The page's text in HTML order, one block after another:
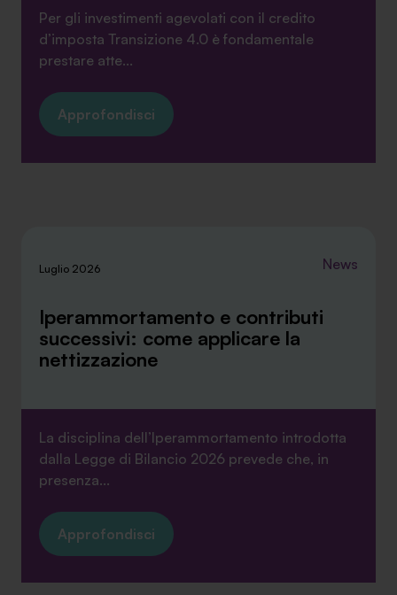
Per gli investimenti agevolati con il credito
d’imposta Transizione 4.0 è fondamentale
prestare atte...
Approfondisci
Luglio 2026 News
Iperammortamento e contributi
successivi: come applicare la
nettizzazione
La disciplina dell’Iperammortamento introdotta
dalla Legge di Bilancio 2026 prevede che, in
presenza...
Approfondisci